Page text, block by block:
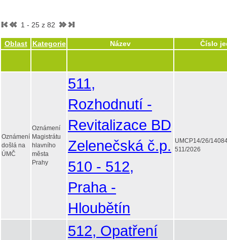
1 - 25 z 82
Oblast Kategorie Název Číslo
Oznámení
došlá na
ÚMČ
Oznámení
Magistrátu
hlavního
města
Prahy
511,
Rozhodnutí -
Revitalizace BD
Zelenečská č.p.
510 - 512,
Praha -
Hloubětín
UMCP14/26/
511/2026
512, Opatření